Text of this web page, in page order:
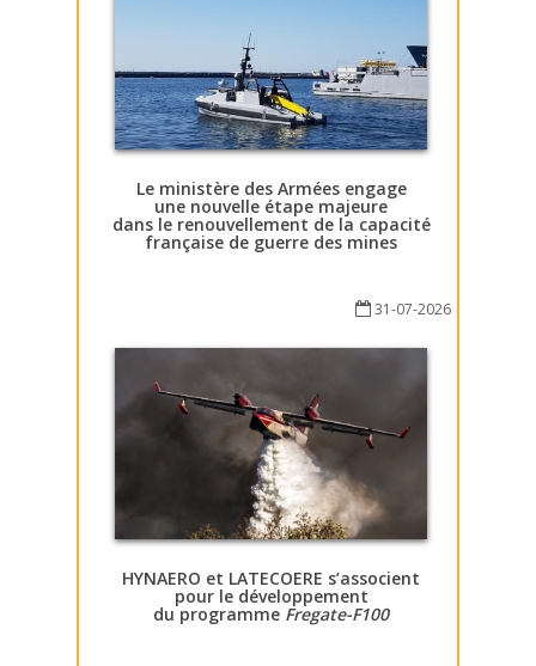
Le ministère des Armées engage
une nouvelle étape majeure
dans le renouvellement de la capacité
française de guerre des mines
31-07-2026
HYNAERO et LATECOERE s’associent
pour le développement
du programme Fregate-F100